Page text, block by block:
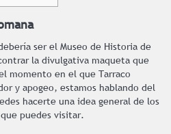
ser el Museo de Historia de
la divulgativa maqueta que
momento en el que Tarraco
y apogeo, estamos hablando del
hacerte una idea general de los
puedes visitar.